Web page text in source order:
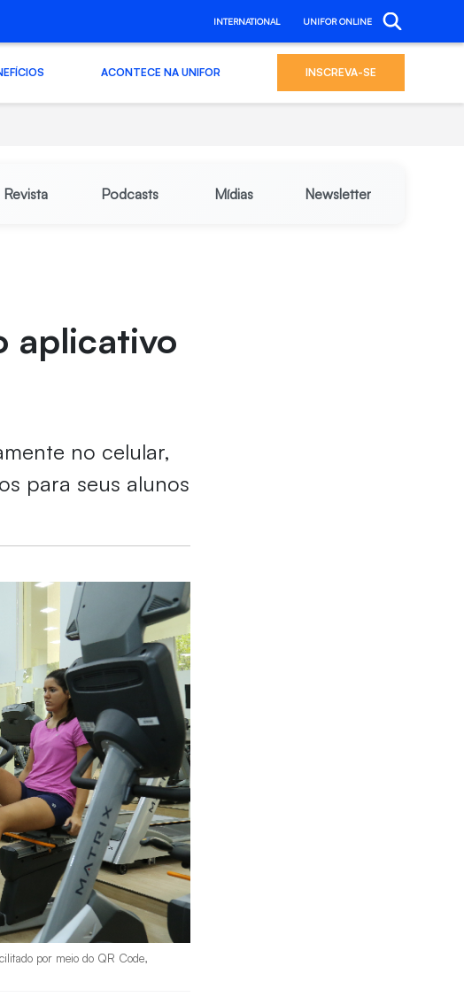
INTERNATIONAL UNIFOR ONLINE
ACONTECE NA UNIFOR INSCREVA-SE
Revista Podcasts Mídias Newsletter
aplicativo
no celular,
para seus alunos
por meio do QR Code,